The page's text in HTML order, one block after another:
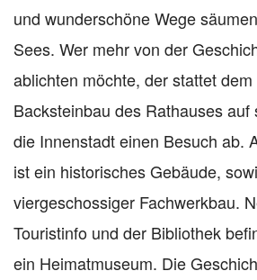
und wunderschöne Wege
Sees. Wer mehr von der
ablichten möchte, der stattet dem
Backsteinbau des Rathauses auf
die Innenstadt einen Besuch ab.
ist ein historisches Gebäude,
viergeschossiger Fachwerkbau.
Touristinfo und der Bibliothek
ein Heimatmuseum. Die